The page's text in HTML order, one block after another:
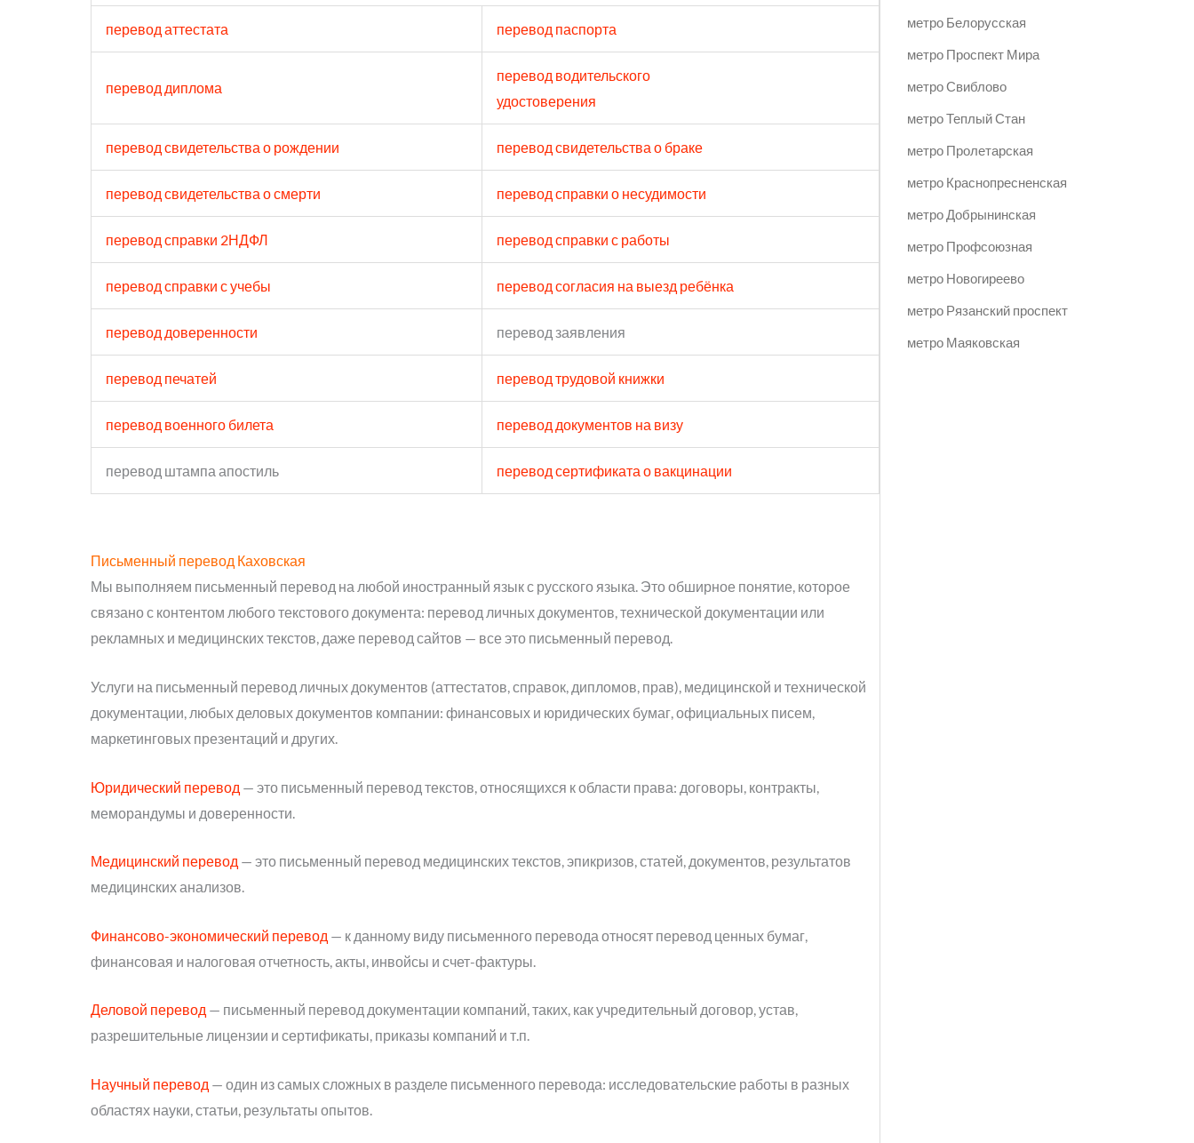
перевод аттестата перевод паспорта
перевод диплома
перевод водительского
удостоверения
перевод свидетельства о рождении перевод свидетельства о браке
перевод свидетельства о смерти перевод справки о несудимости
перевод справки 2НДФЛ перевод справки с работы
перевод справки с учебы перевод согласия на выезд ребёнка
перевод доверенности перевод заявления
перевод печатей перевод трудовой книжки
перевод военного билета перевод документов на визу
перевод штампа апостиль перевод сертификата о вакцинации
Письменный перевод Каховская
Мы выполняем письменный перевод на любой иностранный язык с русского языка. Это обширное понятие, которое
связано с контентом любого текстового документа: перевод личных документов, технической документации или
рекламных и медицинских текстов, даже перевод сайтов — все это письменный перевод.
Услуги на письменный перевод личных документов (аттестатов, справок, дипломов, прав), медицинской и технической
документации, любых деловых документов компании: финансовых и юридических бумаг, официальных писем,
маркетинговых презентаций и других.
Юридический перевод — это письменный перевод текстов, относящихся к области права: договоры, контракты,
меморандумы и доверенности.
Медицинский перевод — это письменный перевод медицинских текстов, эпикризов, статей, документов, результатов
медицинских анализов.
Финансово-экономический перевод — к данному виду письменного перевода относят перевод ценных бумаг,
финансовая и налоговая отчетность, акты, инвойсы и счет-фактуры.
Деловой перевод — письменный перевод документации компаний, таких, как учредительный договор, устав,
разрешительные лицензии и сертификаты, приказы компаний и т.п.
Научный перевод — один из самых сложных в разделе письменного перевода: исследовательские работы в разных
областях науки, статьи, результаты опытов.
метро Белорусская
метро Проспект Мира
метро Свиблово
метро Теплый Стан
метро Пролетарская
метро Краснопресненская
метро Добрынинская
метро Профсоюзная
метро Новогиреево
метро Рязанский проспект
метро Маяковская